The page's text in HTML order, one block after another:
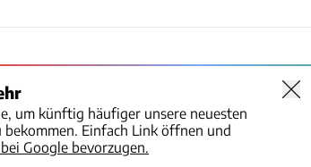
um künftig häufiger unsere neuesten
Einfach Link öffnen und
Google bevorzugen.